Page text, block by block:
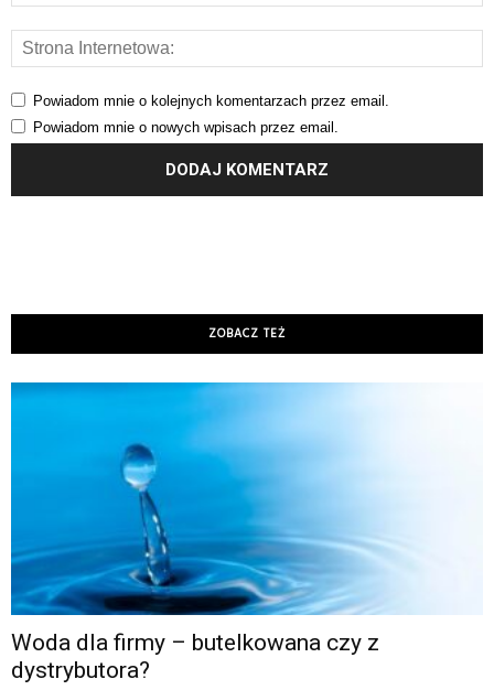
Powiadom mnie o kolejnych komentarzach przez email.
Powiadom mnie o nowych wpisach przez email.
ZOBACZ TEŻ
Woda dla firmy – butelkowana czy z
dystrybutora?